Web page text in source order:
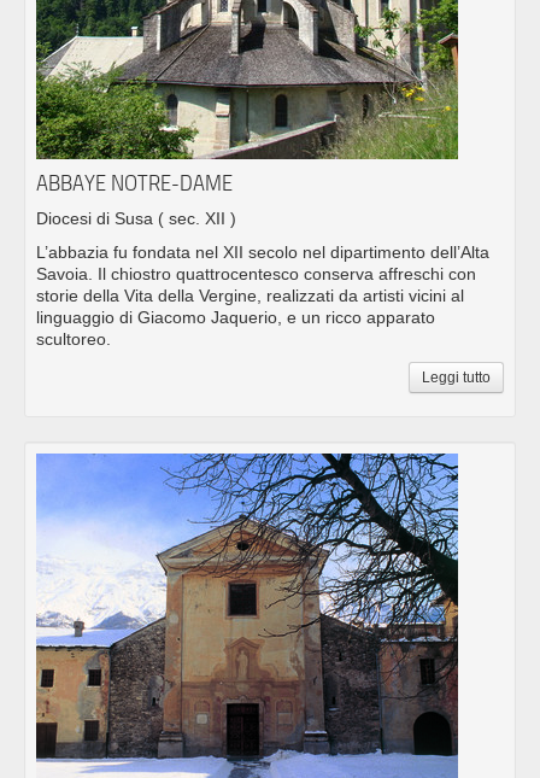
ABBAYE NOTRE-DAME
Diocesi di Susa ( sec. XII )
L’abbazia fu fondata nel XII secolo nel dipartimento dell’Alta
Savoia. Il chiostro quattrocentesco conserva affreschi con
storie della Vita della Vergine, realizzati da artisti vicini al
linguaggio di Giacomo Jaquerio, e un ricco apparato
scultoreo.
Leggi tutto